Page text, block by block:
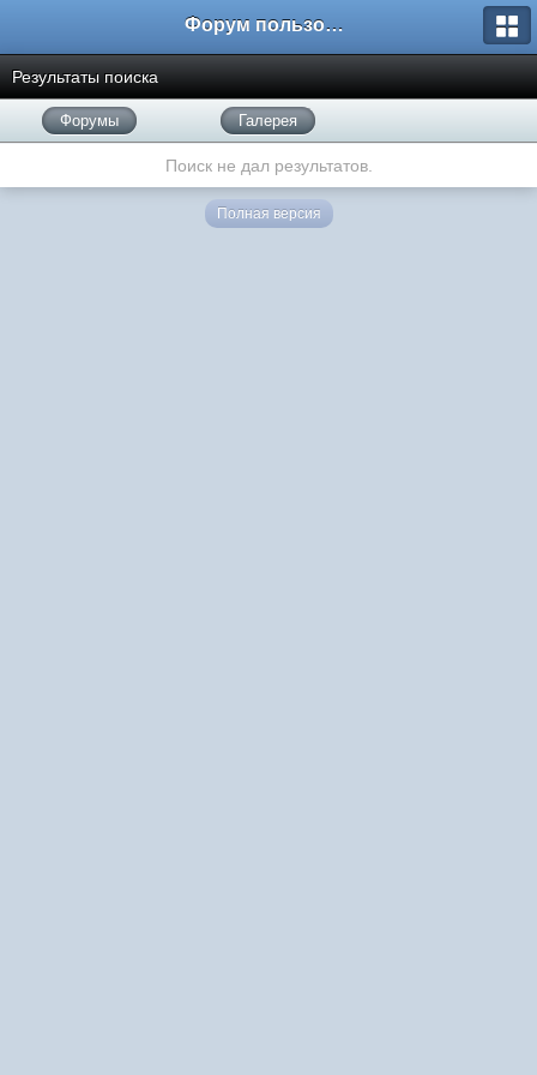
Форум пользователей ООО "Климовская сеть"
Результаты поиска
Форумы Галерея
Поиск не дал результатов.
Полная версия